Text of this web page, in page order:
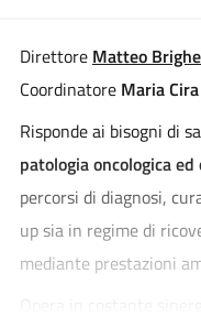
Direttore Matteo
Coordinatore Maria
Risponde ai bisogni di
patologia oncologica
percorsi di diagnosi,
up sia in regime di
mediante prestazioni